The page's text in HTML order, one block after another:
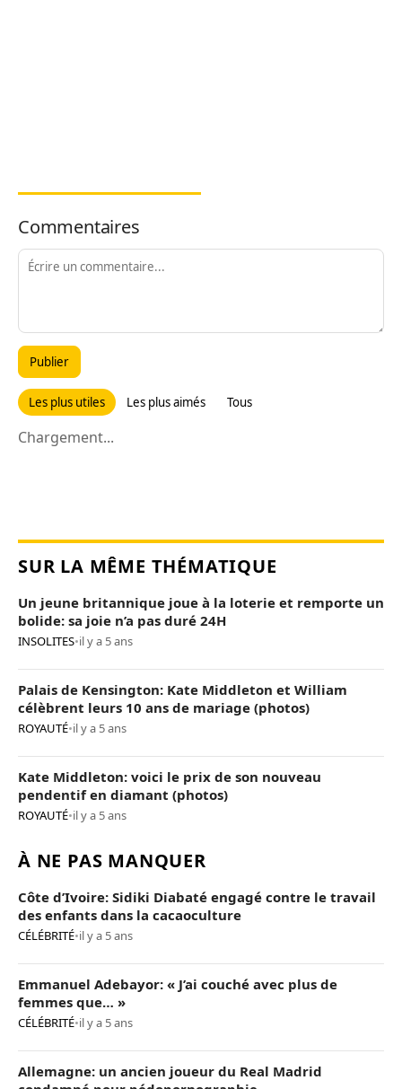
Commentaires
Publier
Les plus utiles Les plus aimés Tous
Chargement...
SUR LA MÊME THÉMATIQUE
Un jeune britannique joue à la loterie et remporte un
bolide: sa joie n’a pas duré 24H
INSOLITES•il y a 5 ans
Palais de Kensington: Kate Middleton et William
célèbrent leurs 10 ans de mariage (photos)
ROYAUTÉ•il y a 5 ans
Kate Middleton: voici le prix de son nouveau
pendentif en diamant (photos)
ROYAUTÉ•il y a 5 ans
À NE PAS MANQUER
Côte d’Ivoire: Sidiki Diabaté engagé contre le travail
des enfants dans la cacaoculture
CÉLÉBRITÉ•il y a 5 ans
Emmanuel Adebayor: « J’ai couché avec plus de
femmes que… »
CÉLÉBRITÉ•il y a 5 ans
Allemagne: un ancien joueur du Real Madrid